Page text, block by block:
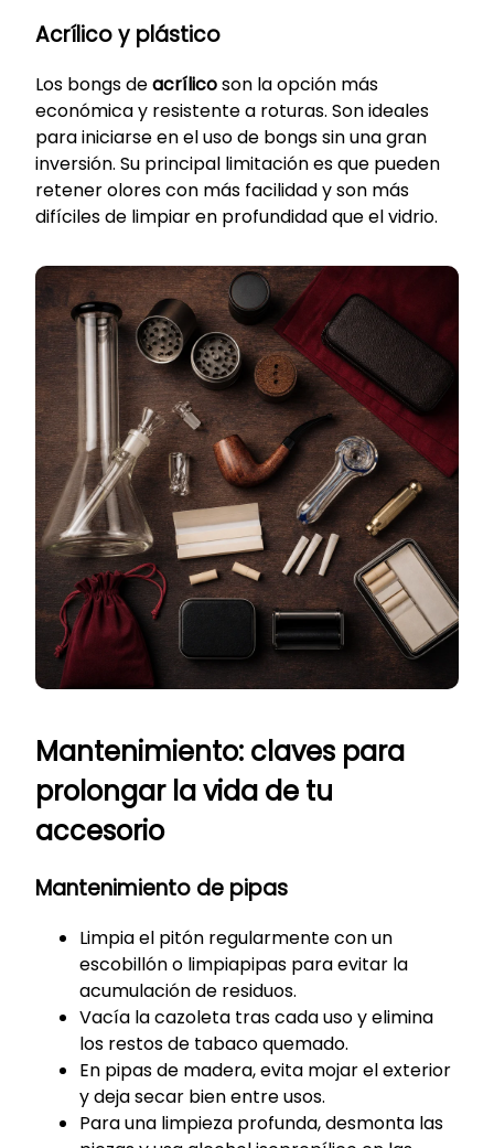
Acrílico y plástico
Los bongs deacrílicoson la opción más
económica y resistente a roturas. Son ideales
para iniciarse en el uso de bongs sin una gran
inversión. Su principal limitación es que pueden
retener olores con más facilidad y son más
difíciles de limpiar en profundidad que el vidrio.
Mantenimiento: claves para
prolongar la vida de tu
accesorio
Mantenimiento de pipas
Limpia el pitón regularmente con un
escobillón o limpiapipas para evitar la
acumulación de residuos.
Vacía la cazoleta tras cada uso y elimina
los restos de tabaco quemado.
En pipas de madera, evita mojar el exterior
y deja secar bien entre usos.
Para una limpieza profunda, desmonta las